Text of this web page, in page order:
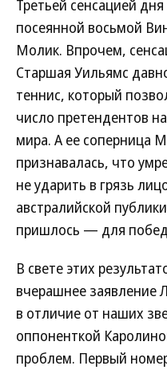
Третьей сенсацией
посеянной восьмой
Молик. Впрочем,
Старшая Уильямс
теннис, который
число претендентов
мира. А ее соперница
признавалась, что
не ударить в грязь
австралийской
пришлось — для
В свете этих
вчерашнее заявление
в отличие от наших
оппоненткой
проблем. Первый